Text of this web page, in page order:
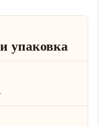
упаковка